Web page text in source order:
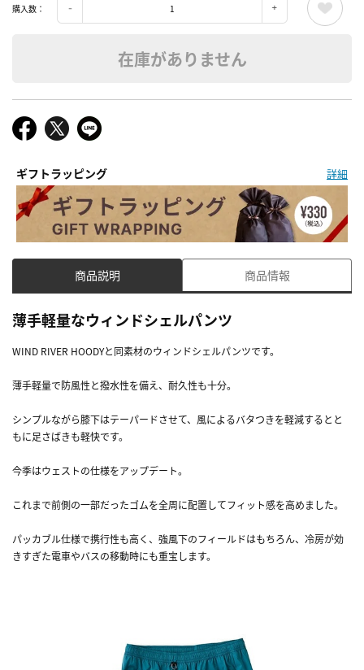
購入数：
在庫がありません
ギフトラッピング 詳細
商品説明 商品情報
薄手軽量なウィンドシェルパンツ
WIND RIVER HOODYと同素材のウィンドシェルパンツです。
薄手軽量で防風性と撥水性を備え、耐久性も十分。
シンプルながら膝下はテーパードさせて、風によるバタつきを軽減するとと
もに足さばきも軽快です。
今季はウェストの仕様をアップデート。
これまで前側の一部だったゴムを全周に配置してフィット感を高めました。
パッカブル仕様で携行性も高く、強風下のフィールドはもちろん、冷房が効
きすぎた電車やバスの移動時にも重宝します。